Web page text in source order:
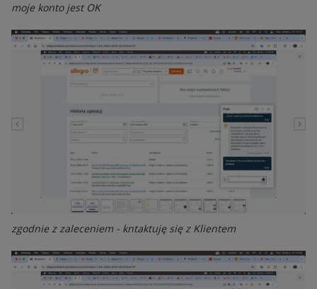
moje konto jest OK
zgodnie z zaleceniem - kntaktuję się z Klientem